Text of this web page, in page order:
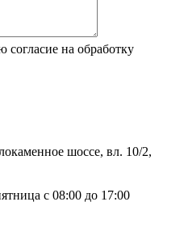
согласие на обработку
шоссе, вл. 10/2,
с 08:00 до 17:00